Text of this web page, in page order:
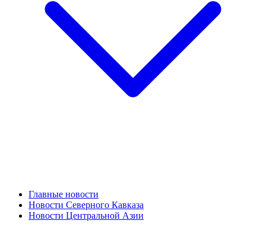
Главные новости
Новости Северного Кавказа
Новости Центральной Азии